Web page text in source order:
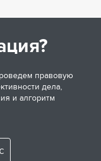
правовую
дела,
и алгоритм